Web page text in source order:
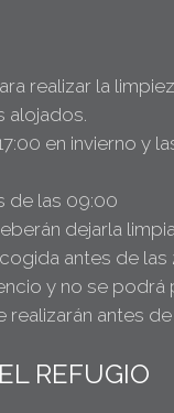
realizar la
alojados.
en invierno y
de las 09:00
dejarla
antes de las
y no se
realizarán antes
REFUGIO